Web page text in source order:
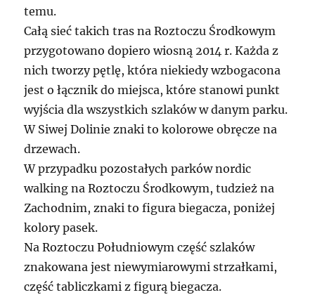
temu.
Całą sieć takich tras na Roztoczu Środkowym
przygotowano dopiero wiosną 2014 r. Każda z
nich tworzy pętlę, która niekiedy wzbogacona
jest o łącznik do miejsca, które stanowi punkt
wyjścia dla wszystkich szlaków w danym parku.
W Siwej Dolinie znaki to kolorowe obręcze na
drzewach.
W przypadku pozostałych parków nordic
walking na Roztoczu Środkowym, tudzież na
Zachodnim, znaki to figura biegacza, poniżej
kolory pasek.
Na Roztoczu Południowym część szlaków
znakowana jest niewymiarowymi strzałkami,
część tabliczkami z figurą biegacza.